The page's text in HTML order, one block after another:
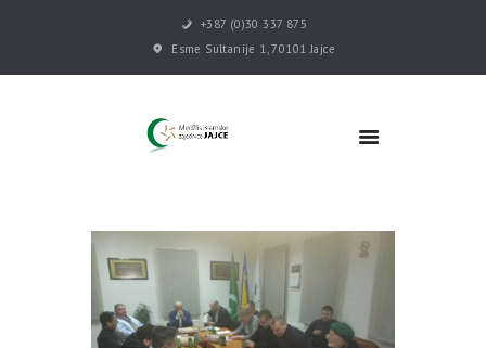
+387 (0)30 337 875
Esme Sultanije 1, 70101 Jajce
POČETNA
DŽEMATI
MEKTEB
ASOCIJACIJE
USLUGE